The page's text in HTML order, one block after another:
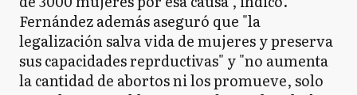
Fernández además aseguró que "la
legalización salva vida de mujeres y preserva
sus capacidades reprductivas" y "no aumenta
la cantidad de abortos ni los promueve, solo